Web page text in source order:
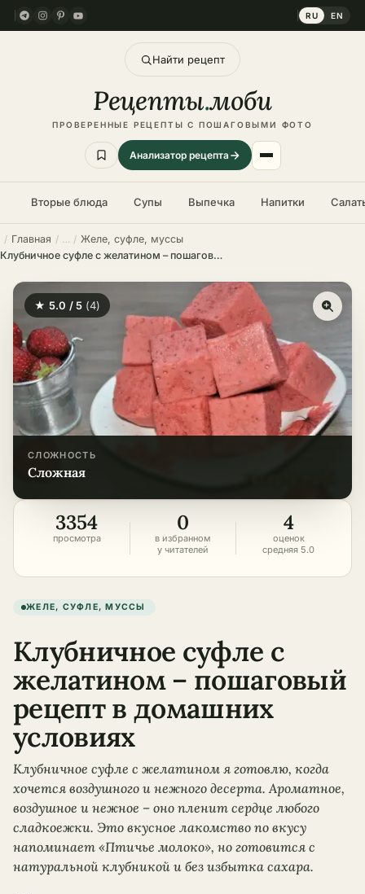
RU EN
Найти рецепт
Рецепты.моби
ПРОВЕРЕННЫЕ РЕЦЕПТЫ С ПОШАГОВЫМИ ФОТО
Анализатор рецепта
Вторые блюда Супы Выпечка Напитки
Главная
Желе, суфле, муссы
Клубничное суфле с желатином – пошаговый рецепт в домашних условиях
★ 5.0 / 5 (4)
СЛОЖНОСТЬ
сложная
3354
просмотра
0
в избранном
у читателей
4
оценок
средняя 5.0
ЖЕЛЕ, СУФЛЕ, МУССЫ
Клубничное суфле с
желатином – пошаговый
рецепт в домашних
условиях
Клубничное суфле с желатином я готовлю, когда
хочется воздушного и нежного десерта. Ароматное,
воздушное и нежное – оно пленит сердце любого
сладкоежки. Это вкусное лакомство по вкусу
напоминает «Птичье молоко», но готовится с
натуральной клубникой и без избытка сахара.